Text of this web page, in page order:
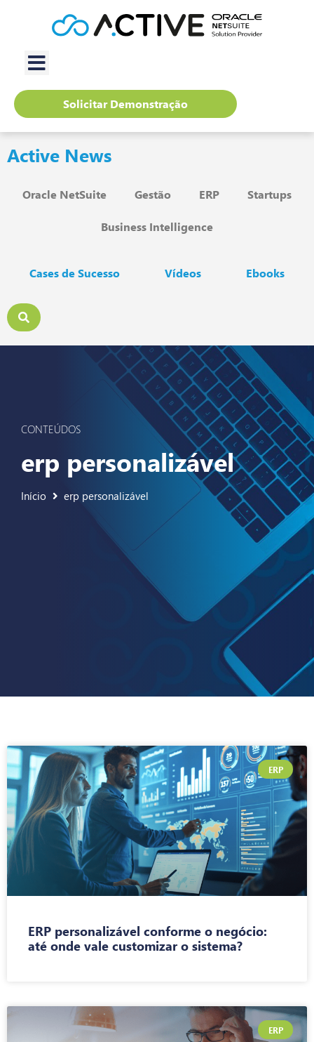
Solicitar Demonstração
Active News
Oracle NetSuite Gestão ERP Startups
Business Intelligence
Cases de Sucesso Vídeos Ebooks
CONTEÚDOS
erp personalizável
Início erp personalizável
ERP
ERP personalizável conforme o negócio:
até onde vale customizar o sistema?
ERP